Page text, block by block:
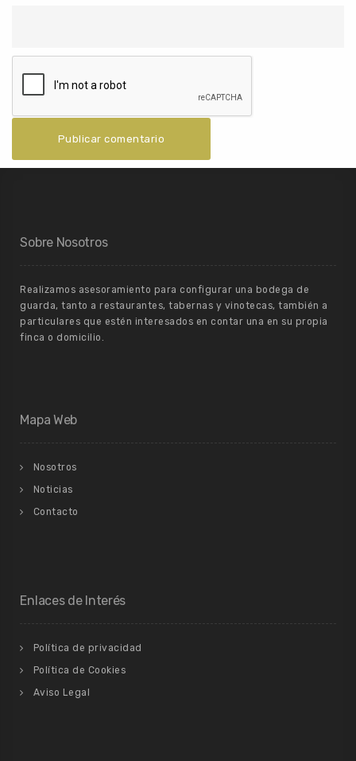
Sobre Nosotros
Realizamos asesoramiento para configurar una bodega de
guarda, tanto a restaurantes, tabernas y vinotecas, también a
particulares que estén interesados en contar una en su propia
finca o domicilio.
Mapa Web
Nosotros
Noticias
Contacto
Enlaces de Interés
Política de privacidad
Política de Cookies
Aviso Legal